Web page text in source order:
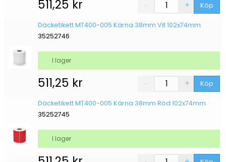
511,25 kr Köp
Däcketikett MT400-005 Kärna 38mm Vit 102x74mm
35252746
511,25 kr Köp
I lager
Däcketikett MT400-005 Kärna 38mm Röd 102x74mm
35252745
I lager